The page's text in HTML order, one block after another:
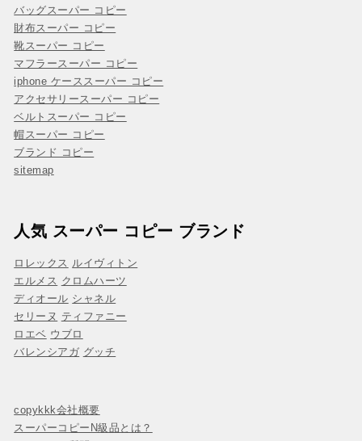
バッグスーパー コピー
財布スーパー コピー
靴スーパー コピー
マフラースーパー コピー
iphone ケーススーパー コピー
アクセサリースーパー コピー
ベルトスーパー コピー
帽スーパー コピー
ブランド コピー
sitemap
人気 スーパー コピー ブランド
ロレックス ルイヴィトン
エルメス クロムハーツ
ディオール シャネル
セリーヌ ティファニー
ロエベ ウブロ
バレンシアガ グッチ
copykkk会社概要
スーパーコピーN級品とは？